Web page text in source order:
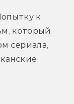
к
который
сериала,